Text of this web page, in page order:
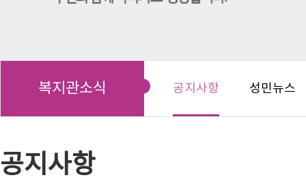
복지관소식 공지사항 성민뉴스
공지사항